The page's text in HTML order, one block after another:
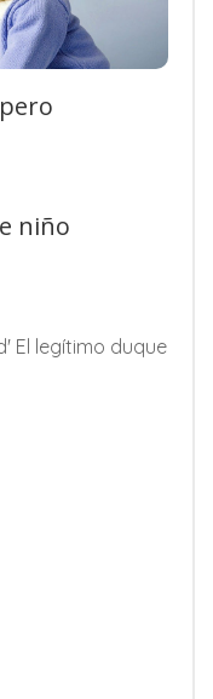
niño
El legítimo duque